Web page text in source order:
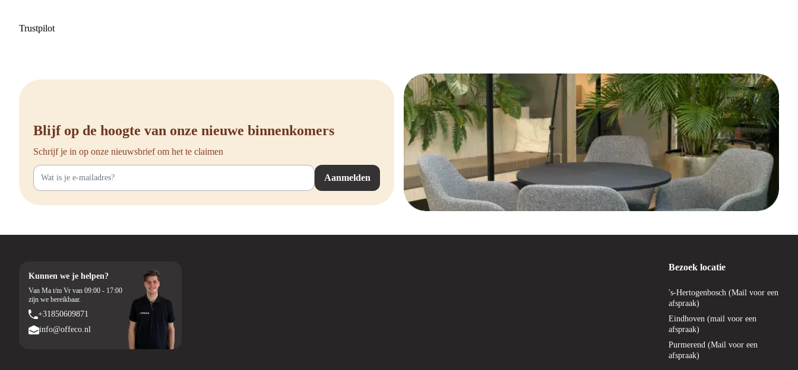
Trustpilot
Blijf op de hoogte van onze nieuwe binnenkomers
Schrijf je in op onze nieuwsbrief om het te claimen
Aanmelden
Kunnen we je helpen?
Van Ma t/m Vr van 09:00 - 17:00
zijn we bereikbaar.
+31850609871
info@offeco.nl
Bezoek locatie
's-Hertogenbosch (Mail voor een
afspraak)
Eindhoven (mail voor een
afspraak)
Purmerend (Mail voor een
afspraak)